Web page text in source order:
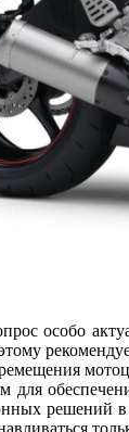
особо
для
решений в